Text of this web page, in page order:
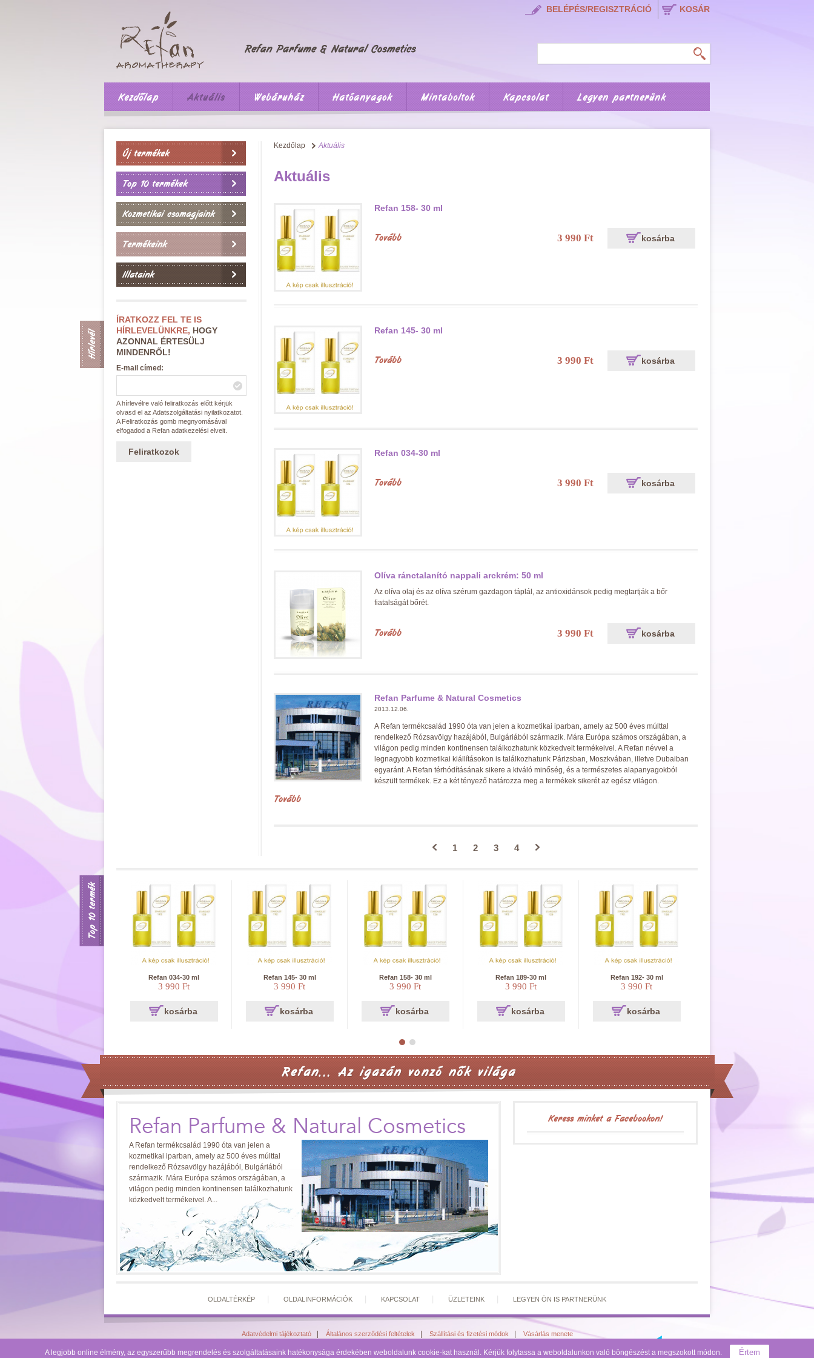
A legjobb online élmény, az egyszerűbb megrendelés és szolgáltatásaink hatékonysága érdekében weboldalunk cookie-kat használ. Kérjük folytassa a weboldalunkon való böngészést a megszokott módon. Értem
BELÉPÉS/REGISZTRÁCIÓ KOSÁR
Kezdőlap Aktuális Webáruház Hatóanyagok Mintaboltok Kapcsolat Legyen partnerünk
Új termékek
Top 10 termékek
Kozmetikai csomagjaink
Termékeink
Illataink
Hírlevél
ÍRATKOZZ FEL TE IS
HÍRLEVELÜNKRE, HOGY
AZONNAL ÉRTESÜLJ
MINDENRŐL!
E-mail címed:
A hírlevélre való feliratkozás előtt kérjük
olvasd el az Adatszolgáltatási nyilatkozatot.
A Feliratkozás gomb megnyomásával
elfogadod a Refan adatkezelési elveit.
Feliratkozok
Kezdőlap Aktuális
Aktuális
Refan 158- 30 ml
Tovább 3 990 Ft kosárba
Refan 145- 30 ml
Tovább 3 990 Ft kosárba
Refan 034-30 ml
Tovább 3 990 Ft kosárba
Olíva ránctalanító nappali arckrém: 50 ml
Az olíva olaj és az olíva szérum gazdagon táplál, az antioxidánsok pedig megtartják a bőr
fiatalságát bőrét.
Tovább 3 990 Ft kosárba
Refan Parfume & Natural Cosmetics
2013.12.06.
A Refan termékcsalád 1990 óta van jelen a kozmetikai iparban, amely az 500 éves múlttal
rendelkező Rózsavölgy hazájából, Bulgáriából származik. Mára Európa számos országában, a
világon pedig minden kontinensen találkozhatunk közkedvelt termékeivel. A Refan névvel a
legnagyobb kozmetikai kiállításokon is találkozhatunk Párizsban, Moszkvában, illetve Dubaiban
egyaránt. A Refan térhódításának sikere a kiváló minőség, és a természetes alapanyagokból
készült termékek. Ez a két tényező határozza meg a termékek sikerét az egész világon.
Tovább
1 2 3 4
Top 10 termék
Refan 034-30 ml
3 990 Ft
kosárba
Refan 145- 30 ml
3 990 Ft
kosárba
Refan 158- 30 ml
3 990 Ft
kosárba
Refan 189-30 ml
3 990 Ft
kosárba
Refan 192- 30 ml
3 990 Ft
kosárba
Refan Parfume & Natural Cosmetics
A Refan termékcsalád 1990 óta van jelen a
kozmetikai iparban, amely az 500 éves múlttal
rendelkező Rózsavölgy hazájából, Bulgáriából
származik. Mára Európa számos országában, a
világon pedig minden kontinensen találkozhatunk
közkedvelt termékeivel. A...
Keress minket a Facebookon!
OLDALTÉRKÉP OLDALINFORMÁCIÓK KAPCSOLAT ÜZLETEINK LEGYEN ÖN IS PARTNERÜNK
Adatvédelmi tájékoztató| Általános szerződési feltételek| Szállítási és fizetési módok| Vásárlás menete